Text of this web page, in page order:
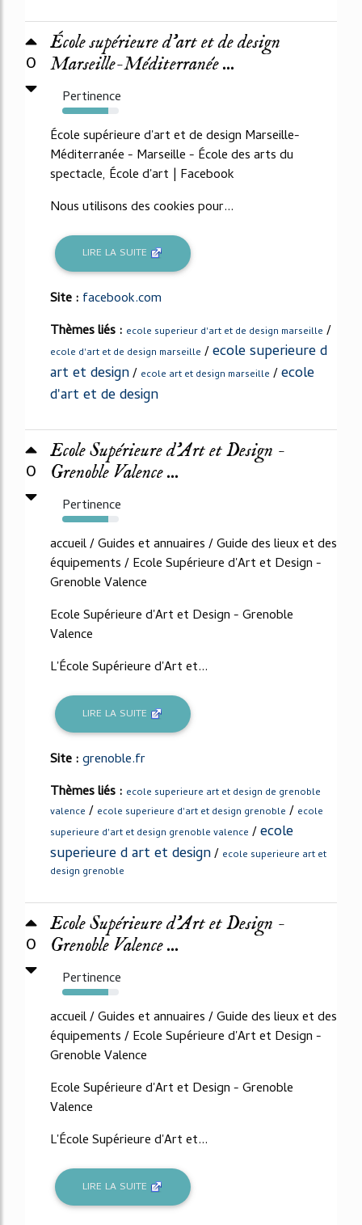
0
École supérieure d'art et de design
Marseille-Méditerranée ...
Pertinence
82%
École supérieure d'art et de design Marseille-
Méditerranée - Marseille - École des arts du
spectacle, École d'art | Facebook
Nous utilisons des cookies pour...
LIRE LA SUITE
Site : facebook.com
Thèmes liés : ecole superieur d'art et de design marseille /
ecole d'art et de design marseille /ecole superieure d
art et design/ ecole art et design marseille /ecole
d'art et de design
0
Ecole Supérieure d'Art et Design -
Grenoble Valence ...
Pertinence
81%
accueil / Guides et annuaires / Guide des lieux et des
équipements / Ecole Supérieure d'Art et Design -
Grenoble Valence
Ecole Supérieure d'Art et Design - Grenoble
Valence
L'École Supérieure d'Art et...
LIRE LA SUITE
Site :grenoble.fr
Thèmes liés : ecole superieure art et design de grenoble
valence / ecole superieure d'art et design grenoble / ecole
superieure d'art et design grenoble valence /ecole
superieure d art et design/ ecole superieure art et
design grenoble
0
Ecole Supérieure d'Art et Design -
Grenoble Valence ...
Pertinence
81%
accueil / Guides et annuaires / Guide des lieux et des
équipements / Ecole Supérieure d'Art et Design -
Grenoble Valence
Ecole Supérieure d'Art et Design - Grenoble
Valence
L'École Supérieure d'Art et...
LIRE LA SUITE